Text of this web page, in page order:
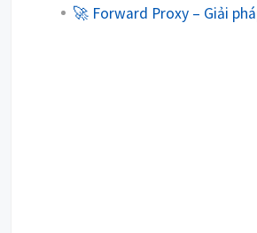
🚀 Forward Proxy – Giải